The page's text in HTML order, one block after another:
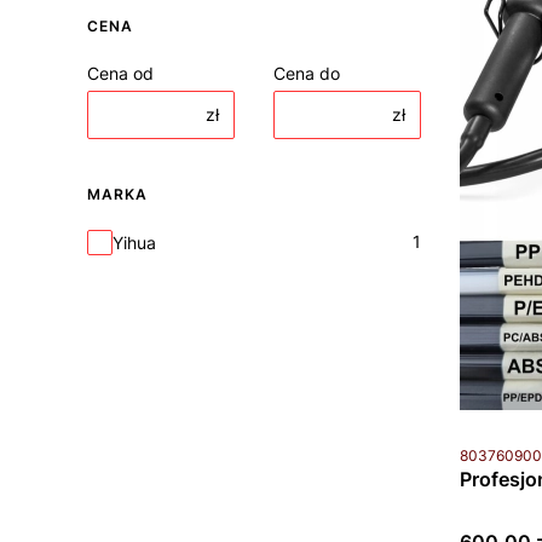
CENA
Cena od
zł
Cena do
zł
MARKA
Marka
Yihua 1
Kod